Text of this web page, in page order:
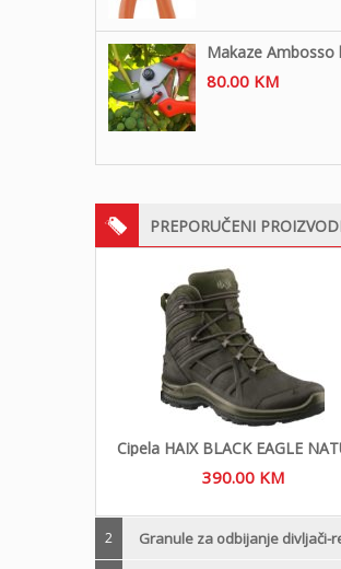
Makaze Ambosso
80.00 KM
PREPORUČENI
Cipela HAIX BLACK EAGLE
390.00 KM
2 Granule za odbijanje divljači-